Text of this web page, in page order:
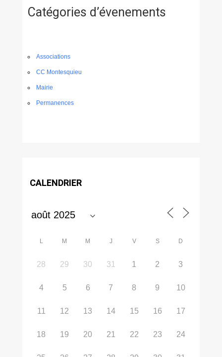
Catégories d’évenements
Associations
CC Montesquieu
Mairie
Permanences
CALENDRIER
L M M J V S D
28 29 30 31 1 2 3
4 5 6 7 8 9 10
11 12 13 14 15 16 17
18 19 20 21 22 23 24